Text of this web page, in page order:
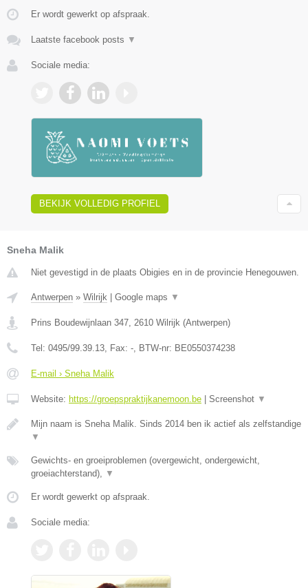
Er wordt gewerkt op afspraak.
Laatste facebook posts ▼
Sociale media:
BEKIJK VOLLEDIG PROFIEL
Sneha Malik
Niet gevestigd in de plaats Obigies en in de provincie Henegouwen.
Antwerpen » Wilrijk Google maps ▼
Prins Boudewijnlaan 347, 2610 Wilrijk (Antwerpen)
Tel: 0495/99.39.13, Fax: -, BTW-nr: BE0550374238
E-mail › Sneha Malik
Website: https://groepspraktijkanemoon.be Screenshot ▼
Mijn naam is Sneha Malik. Sinds 2014 ben ik actief als zelfstandige
▼
Gewichts- en groeiproblemen (overgewicht, ondergewicht,
groeiachterstand), ▼
Er wordt gewerkt op afspraak.
Sociale media: